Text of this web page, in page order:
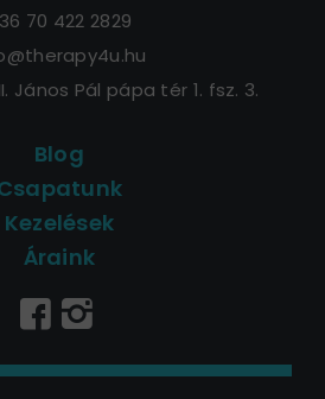
70 422 2829
János Pál pápa tér 1. fsz. 3.
Blog
Kezelések
Áraink